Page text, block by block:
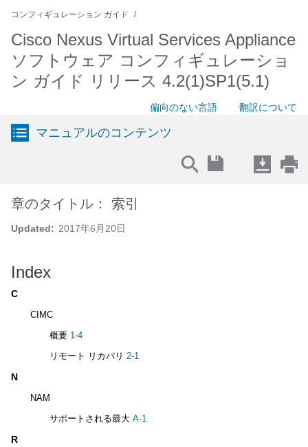
コンフィギュレーション ガイド
Cisco Nexus Virtual Services Appliance
ソフトウェア コンフィギュレーショ
ン ガイド リリース 4.2(1)SP1(5.1)
偏向のない言語 翻訳について
マニュアルのコンテンツ
Updated: 2017年6月20日
章のタイトル： 索引
Index
C
CIMC
概要 1-4
リモート リカバリ 2-1
N
NAM
サポートされる最大 A-1
R